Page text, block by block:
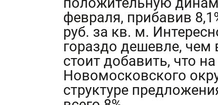
февраля, прибавив
руб. за кв. м.
гораздо дешевле,
стоит добавить, что
Новомосковского
структуре